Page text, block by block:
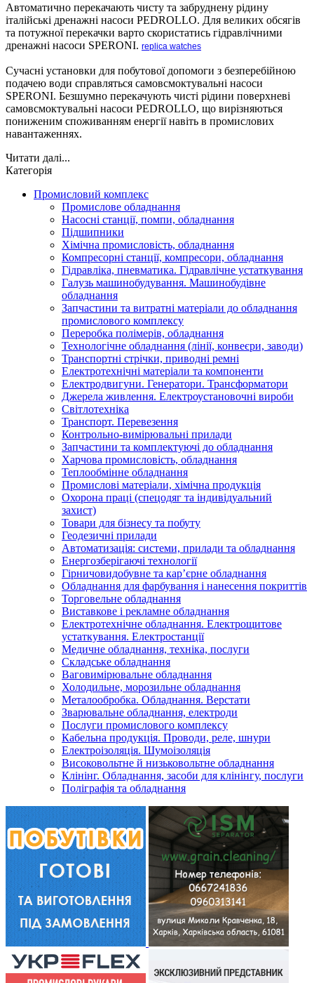
Автоматично перекачають чисту та забруднену рідину
італійські дренажні насоси PEDROLLO. Для великих обсягів
та потужної перекачки варто скористатись гідравлічними
дренажні насоси SPERONI. replica watches
Сучасні установки для побутової допомоги з безперебійною
подачею води справляться самовсмоктувальні насоси
SPERONI. Безшумно перекачують чисті рідини поверхневі
самовсмоктувальні насоси PEDROLLO, що вирізняються
пониженим споживанням енергії навіть в промислових
навантаженнях.
Читати далі...
Категорія
Промисловий комплекс
Промислове обладнання
Насосні станції, помпи, обладнання
Підшипники
Хімічна промисловість, обладнання
Компресорні станції, компресори, обладнання
Гідравліка, пневматика. Гідравлічне устаткування
Галузь машинобудування. Машинобудівне
обладнання
Запчастини та витратні матеріали до обладнання
промислового комплексу
Переробка полімерів, обладнання
Технологічне обладнання (лінії, конвеєри, заводи)
Транспортні стрічки, приводні ремні
Електротехнічні матеріали та компоненти
Електродвигуни. Генератори. Трансформатори
Джерела живлення. Електроустановочні вироби
Світлотехніка
Транспорт. Перевезення
Контрольно-вимірювальні прилади
Запчастини та комплектуючі до обладнання
Харчова промисловість, обладнання
Теплообмінне обладнання
Промислові матеріали, хімічна продукція
Охорона праці (спецодяг та індивідуальний
захист)
Товари для бізнесу та побуту
Геодезичні прилади
Автоматизація: системи, прилади та обладнання
Енергозберігаючі технології
Гірничовидобувне та кар’єрне обладнання
Обладнання для фарбування і нанесення покриттів
Торговельне обладнання
Виставкове і рекламне обладнання
Електротехнічне обладнання. Електрощитове
устаткування. Електростанції
Медичне обладнання, техніка, послуги
Складське обладнання
Ваговимірювальне обладнання
Холодильне, морозильне обладнання
Металообробка. Обладнання. Верстати
Зварювальне обладнання, електроди
Послуги промислового комплексу
Кабельна продукція. Проводи, реле, шнури
Електроізоляція. Шумоізоляція
Високовольтне й низьковольтне обладнання
Клінінг. Обладнання, засоби для клінінгу, послуги
Поліграфія та обладнання